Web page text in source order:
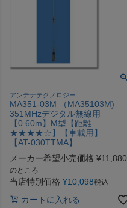
アンテナテクノロジー
MA351-03M （MA35103M)
351MHzデジタル無線用
【0.60m】M型【距離
★★★★☆】【車載用】
【AT-030TTMA】
メーカー希望小売価格 ¥11,880
のところ
当店特別価格 ¥10,098税込
カートに入れる